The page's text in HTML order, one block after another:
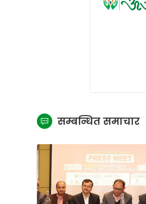
सम्बन्धित समाचार